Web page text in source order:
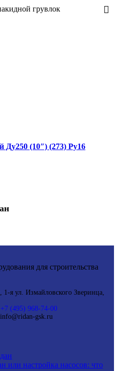
грувлок
Ду250 (10″) (273) Ру16
для строительства
1-я ул. Измайловского Зверинца,
+7 (495) 968-74-00
gsk.ru
или настройка насосов: что